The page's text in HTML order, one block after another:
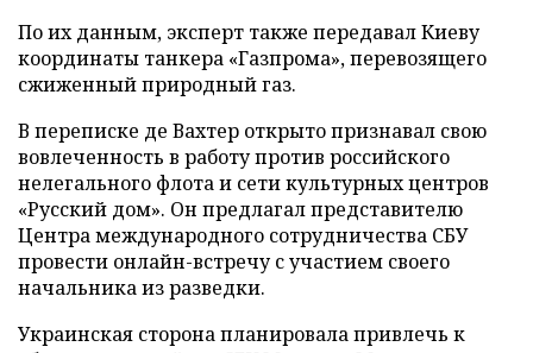
По их данным, эксперт также передавал Киеву
координаты танкера «Газпрома», перевозящего
сжиженный природный газ.
В переписке де Вахтер открыто признавал свою
вовлеченность в работу против российского
нелегального флота и сети культурных центров
«Русский дом». Он предлагал представителю
Центра международного сотрудничества СБУ
провести онлайн-встречу с участием своего
начальника из разведки.
Украинская сторона планировала привлечь к